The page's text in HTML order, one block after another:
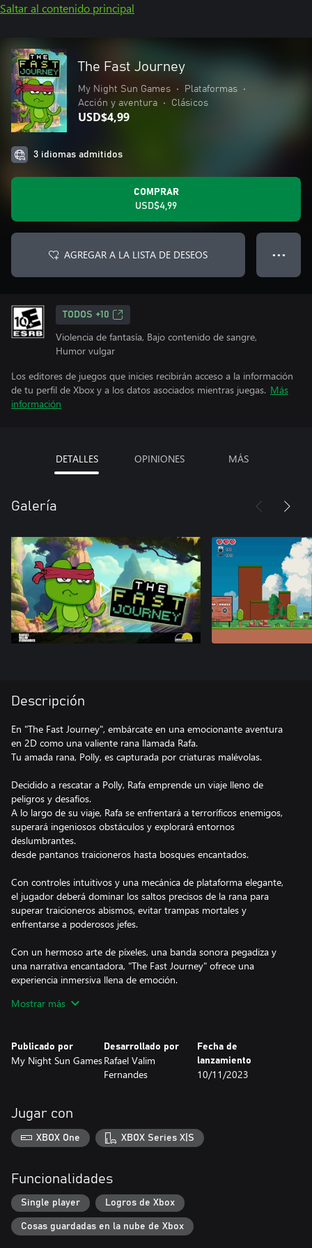
Saltar al contenido principal
The Fast Journey
My Night Sun Games • Plataformas
•
Acción y aventura
• Clásicos
USD$4,99
3 idiomas admitidos
COMPRAR
USD$4,99
AGREGAR A LA LISTA DE DESEOS ● ● ●
TODOS +10
Violencia de fantasía, Bajo contenido de sangre,
Humor vulgar
Los editores de juegos que inicies recibirán acceso a la información
de tu perfil de Xbox y a los datos asociados mientras juegas. Más
información
DETALLES OPINIONES MÁS
Galería
Descripción
En "The Fast Journey", embárcate en una emocionante aventura
en 2D como una valiente rana llamada Rafa.
Tu amada rana, Polly, es capturada por criaturas malévolas.
Decidido a rescatar a Polly, Rafa emprende un viaje lleno de
peligros y desafíos.
A lo largo de su viaje, Rafa se enfrentará a terroríficos enemigos,
superará ingeniosos obstáculos y explorará entornos
deslumbrantes.
desde pantanos traicioneros hasta bosques encantados.
Con controles intuitivos y una mecánica de plataforma elegante,
el jugador deberá dominar los saltos precisos de la rana para
superar traicioneros abismos, evitar trampas mortales y
enfrentarse a poderosos jefes.
Con un hermoso arte de píxeles, una banda sonora pegadiza y
una narrativa encantadora, "The Fast Journey" ofrece una
experiencia inmersiva llena de emoción.
en un viaje inolvidable para salvar el amor de Rafa en esta
Mostrar más
Publicado por
My Night Sun Games
Desarrollado por
Rafael Valim
Fernandes
Fecha de
lanzamiento
10/11/2023
Jugar con
XBOX One XBOX Series X|S
Funcionalidades
Single player Logros de Xbox
Cosas guardadas en la nube de Xbox